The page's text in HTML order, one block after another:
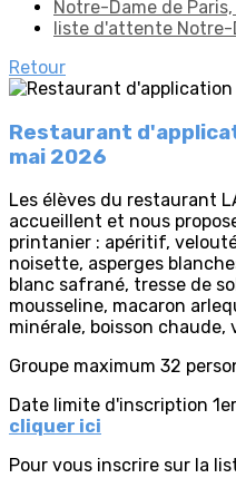
Notre-Dame de
liste d'attente Notre-
Retour
Restaurant
mai 2026
Les élèves du restaurant
accueillent et nous
printanier : apéritif,
noisette, asperges
blanc safrané, tresse de
mousseline, macaron
minérale, boisson chaude,
Groupe maximum 32
Date limite d'inscription
cliquer ici
Pour vous inscrire sur la